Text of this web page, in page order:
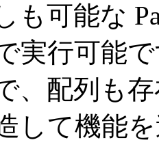
も可能な
実行可能
、配列も
して機能